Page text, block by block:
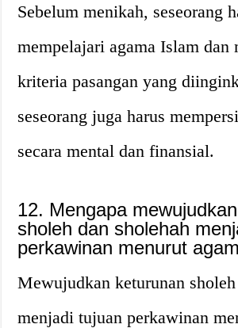
Sebelum menikah, seseorang
mempelajari agama Islam dan
kriteria pasangan yang
seseorang juga harus
secara mental dan finansial.
12. Mengapa
sholeh dan sholehah
perkawinan menurut
Mewujudkan keturunan
menjadi tujuan perkawinan